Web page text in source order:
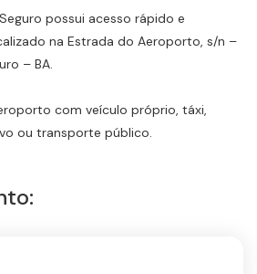
possui acesso rápido e
na Estrada do Aeroporto, s/n –
– BA.
com veículo próprio, táxi,
ou transporte público.